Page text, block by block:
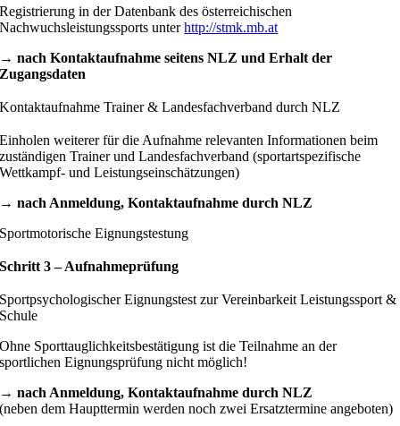
Registrierung in der Datenbank des österreichischen
Nachwuchsleistungssports unterhttp://stmk.mb.at
→ nach Kontaktaufnahme seitens NLZ und Erhalt der
Zugangsdaten
Kontaktaufnahme Trainer & Landesfachverband durch NLZ
Einholen weiterer für die Aufnahme relevanten Informationen beim
zuständigen Trainer und Landesfachverband (sportartspezifische
Wettkampf- und Leistungseinschätzungen)
→ nach Anmeldung, Kontaktaufnahme durch NLZ
Sportmotorische Eignungstestung
Schritt 3 – Aufnahmeprüfung
Sportpsychologischer Eignungstest zur Vereinbarkeit Leistungssport &
Schule
Ohne Sporttauglichkeitsbestätigung ist die Teilnahme an der
sportlichen Eignungsprüfung nicht möglich!
→ nach Anmeldung, Kontaktaufnahme durch NLZ
(neben dem Haupttermin werden noch zwei Ersatztermine angeboten)